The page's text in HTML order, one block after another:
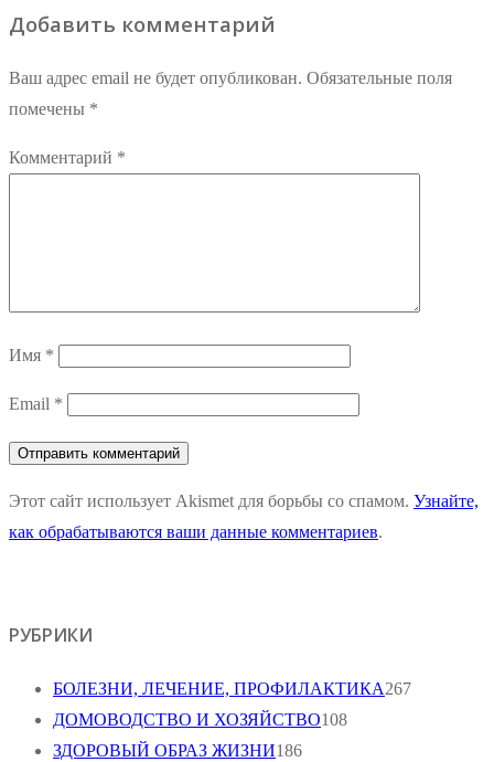
Добавить комментарий
Ваш адрес email не будет опубликован. Обязательные поля
помечены *
Комментарий *
Имя *
Email *
Этот сайт использует Akismet для борьбы со спамом. Узнайте,
как обрабатываются ваши данные комментариев.
РУБРИКИ
БОЛЕЗНИ, ЛЕЧЕНИЕ, ПРОФИЛАКТИКА267
ДОМОВОДСТВО И ХОЗЯЙСТВО108
ЗДОРОВЫЙ ОБРАЗ ЖИЗНИ186